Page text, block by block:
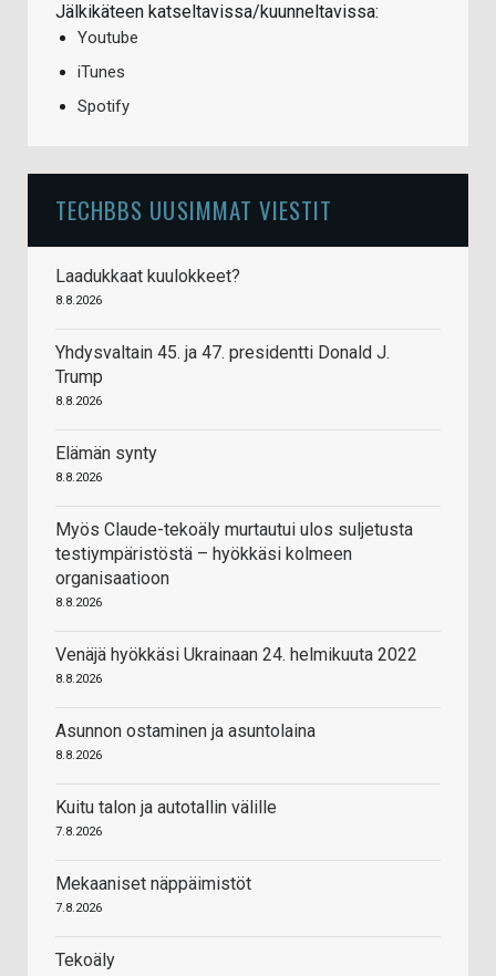
Jälkikäteen katseltavissa/kuunneltavissa:
Youtube
iTunes
Spotify
TECHBBS UUSIMMAT VIESTIT
Laadukkaat kuulokkeet?
8.8.2026
Yhdysvaltain 45. ja 47. presidentti Donald J.
Trump
8.8.2026
Elämän synty
8.8.2026
Myös Claude-tekoäly murtautui ulos suljetusta
testiympäristöstä – hyökkäsi kolmeen
organisaatioon
8.8.2026
Venäjä hyökkäsi Ukrainaan 24. helmikuuta 2022
8.8.2026
Asunnon ostaminen ja asuntolaina
8.8.2026
Kuitu talon ja autotallin välille
7.8.2026
Mekaaniset näppäimistöt
7.8.2026
Tekoäly